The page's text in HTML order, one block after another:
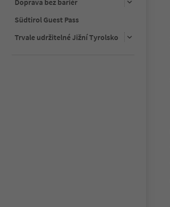
Südtirol Guest Pass
Trvale udržitelné Jižní Tyrolsko